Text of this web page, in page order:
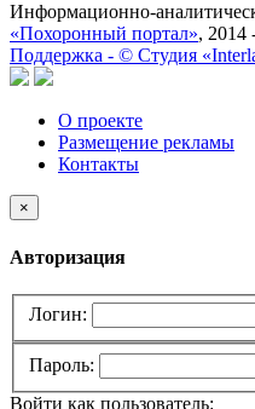
Информационно-
«Похоронный портал», 2014
Поддержка - © Cтудия
О проекте
Размещение рекламы
Контакты
×
Авторизация
Логин:
Пароль:
Войти как пользователь: